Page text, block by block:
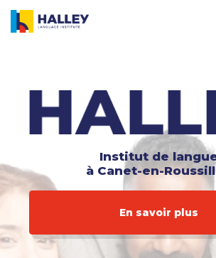
contenu
Institut de
à Canet-en-
En savoir plus